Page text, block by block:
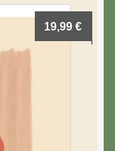
19,99€